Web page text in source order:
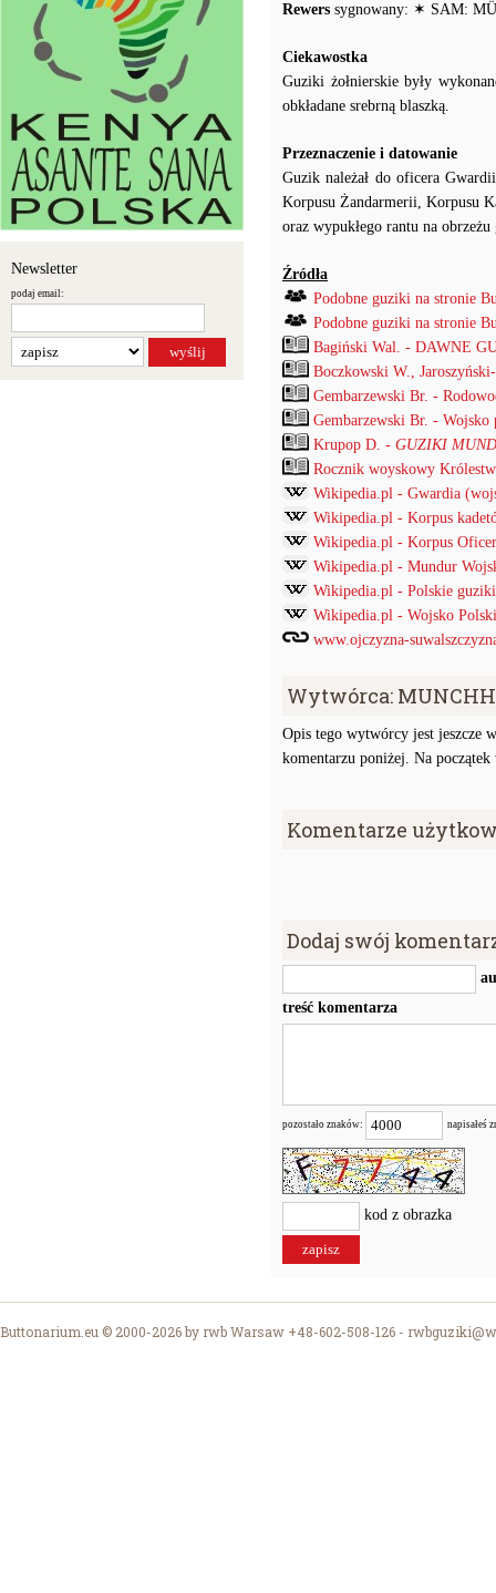
Newsletter
podaj email:
Rewers sygnowany: ✶ SAM:
Ciekawostka
Guziki żołnierskie były
obkładane srebrną blaszką.
Przeznaczenie i datowanie
Guzik należał do oficera
Korpusu Żandarmerii, Korpusu
oraz wypukłego rantu na
Źródła
Podobne guziki na stronie
Podobne guziki na stronie
Bagiński Wal. - DAWNE
Boczkowski W.,
Gembarzewski Br. -
Gembarzewski Br. - Wojsko
Krupop D. - GUZIKI
Rocznik woyskowy
Wikipedia.pl - Gwardia
Wikipedia.pl - Korpus
Wikipedia.pl - Korpus
Wikipedia.pl - Mundur
Wikipedia.pl - Polskie
Wikipedia.pl - Wojsko
www.ojczyzna-
Wytwórca:
Opis tego wytwórcy jest jeszcze
komentarzu poniżej. Na
Komentarze
Dodaj swój
treść komentarza
pozostało znaków: napisałeś
kod z obrazka
Buttonarium.eu © 2000-2026 by rwb Warsaw +48-602-508-126 -